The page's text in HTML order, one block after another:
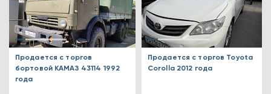
Продается с торгов
бортовой КАМАЗ 43114 1992
года
Продается с торгов Toyota
Corolla 2012 года